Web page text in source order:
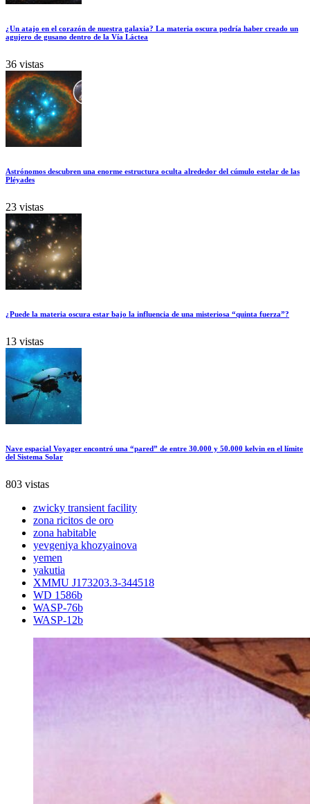
¿Un atajo en el corazón de nuestra galaxia? La materia oscura podría haber creado un
agujero de gusano dentro de la Vía Láctea
36 vistas
Astrónomos descubren una enorme estructura oculta alrededor del cúmulo estelar de las
Pléyades
23 vistas
¿Puede la materia oscura estar bajo la influencia de una misteriosa “quinta fuerza”?
13 vistas
Nave espacial Voyager encontró una “pared” de entre 30.000 y 50.000 kelvin en el límite
del Sistema Solar
803 vistas
zwicky transient facility
zona ricitos de oro
zona habitable
yevgeniya khozyainova
yemen
yakutia
XMMU J173203.3-344518
WD 1586b
WASP-76b
WASP-12b